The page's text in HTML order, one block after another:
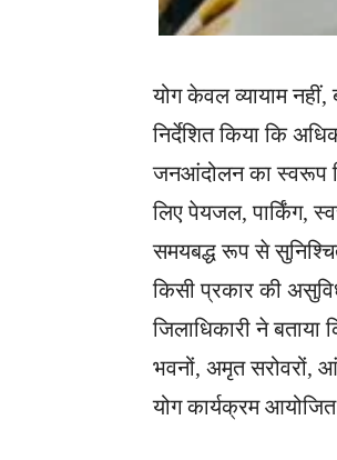
योग केवल व्यायाम
निर्देशित किया कि
जनआंदोलन का स्वरूप
लिए पेयजल, पार्किंग,
समयबद्ध रूप से
किसी प्रकार की
जिलाधिकारी ने
भवनों, अमृत सरोवरों,
योग कार्यक्रम